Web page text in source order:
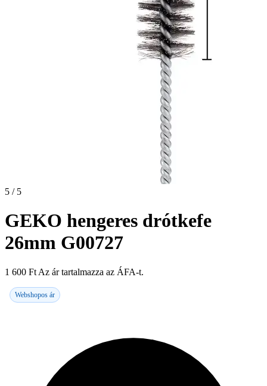
5 / 5
GEKO hengeres drótkefe
26mm G00727
1 600 Ft Az ár tartalmazza az ÁFA-t.
Webshopos ár